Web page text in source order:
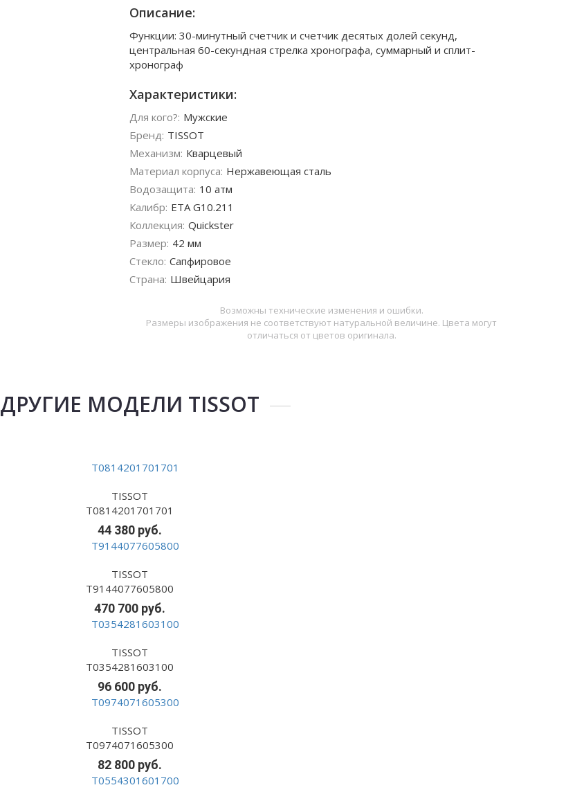
Описание:
Функции: 30-минутный счетчик и счетчик десятых долей секунд,
центральная 60-секундная стрелка хронографа, суммарный и сплит-
хронограф
Характеристики:
Для кого?: Мужские
Бренд: TISSOT
Механизм: Кварцевый
Материал корпуса: Нержавеющая сталь
Водозащита: 10 атм
Калибр: ETA G10.211
Коллекция: Quickster
Размер: 42 мм
Стекло: Сапфировое
Страна: Швейцария
Возможны технические изменения и ошибки.
Размеры изображения не соответствуют натуральной величине. Цвета могут
отличаться от цветов оригинала.
ДРУГИЕ МОДЕЛИ TISSOT
TISSOT
T0814201701701
44 380 руб.
TISSOT
T9144077605800
470 700 руб.
TISSOT
T0354281603100
96 600 руб.
TISSOT
T0974071605300
82 800 руб.